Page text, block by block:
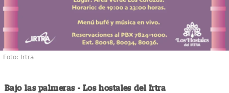
Foto: Irtra
Bajo las palmeras - Los hostales del Irtra